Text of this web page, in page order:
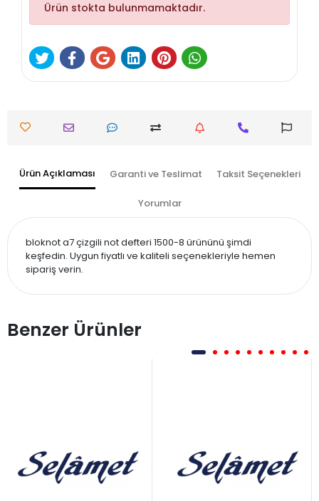
Ürün stokta bulunmamaktadır.
Ürün Açıklaması Garanti ve Teslimat Taksit Seçenekleri
Yorumlar
bloknot a7 çizgili not defteri 1500-8 ürününü şimdi
keşfedin. Uygun fiyatlı ve kaliteli seçenekleriyle hemen
sipariş verin.
Benzer Ürünler